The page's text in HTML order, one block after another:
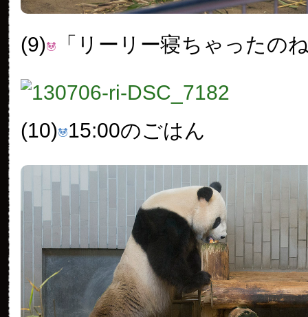
(9) 「リーリー寝ちゃったの
(10) 15:00のごはん